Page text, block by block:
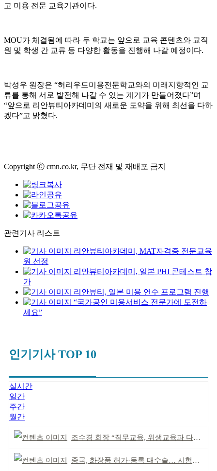
고 미용 전문 교육기관이다.
MOU가 체결됨에 따라 두 학교는 앞으로 교육 콘텐츠와 교직
원 및 학생 간 교류 등 다양한 활동을 진행해 나갈 예정이다.
박성우 원장은 “허리우드미용전문학교와의 미래지향적인 교
류를 통해 서로 발전해 나갈 수 있는 계기가 만들어졌다”며
“앞으로 리안뷰티아카데미의 새로운 도약을 위해 최선을 다하
겠다”고 밝혔다.
Copyright ⓒ cmn.co.kr, 무단 전재 및 재배포 금지
관련기사 리스트
리안뷰티아카데미, MAT자격증 전문교육
원 선정
리안뷰티아카데미, 일본 PHI 콘테스트 참
가
리안뷰티, 일본 미용 연수 프로그램 진행
“국가공인 미용서비스 전문가에 도전하
세요”
인기기사 TOP 10
실시간
일간
주간
월간
조수경 회장 “직무교육, 위생교육과 다르다”
중국, 화장품 허가·등록 대수술… 시험자료 공용 허용